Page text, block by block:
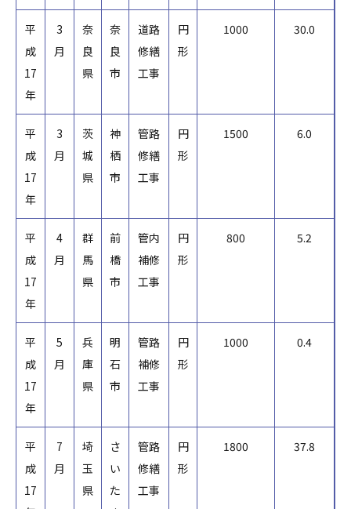
平
成
17
年
3
月
奈
良
県
奈
良
市
道路
修繕
工事
円
形
1000 30.0
平
成
17
年
3
月
茨
城
県
神
栖
市
管路
修繕
工事
円
形
1500 6.0
平
成
17
年
4
月
群
馬
県
前
橋
市
管内
補修
工事
円
形
800 5.2
平
成
17
年
5
月
兵
庫
県
明
石
市
管路
補修
工事
円
形
1000 0.4
平
成
17
7
月
埼
玉
県
さ
い
た
管路
修繕
工事
円
形
1800 37.8